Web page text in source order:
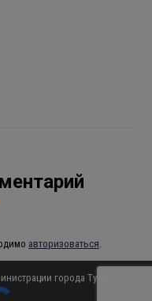
авторизоваться
города Тулы